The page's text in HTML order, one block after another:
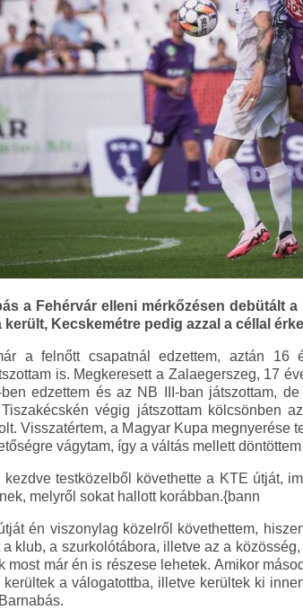
a Fehérvár elleni mérkőzésen debütált
Kecskemétre pedig azzal a céllal
a felnőtt csapatnál edzettem, aztán 16
is. Megkeresett a Zalaegerszeg, 17
edzettem és az NB III-ban játszottam,
végig játszottam kölcsönben
Visszatértem, a Magyar Kupa megnyerése
vágytam, így a váltás mellett
kezdve testközelből követhette a KTE útját,
melyről sokat hallott korábban.{bann
én viszonylag közelről követhettem,
klub, a szurkolótábora, illetve az a
most már én is részese lehetek. Amikor
kerültek a válogatottba, illetve kerültek ki